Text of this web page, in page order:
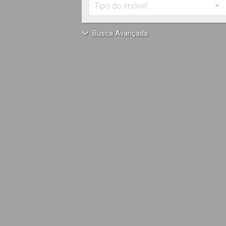
Tipo do imóvel...
Busca Avançada